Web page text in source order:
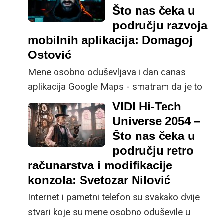
imerzivnog igranja i umjetne inteligencije,
kaže Dominik Cvetkovski, CEO tvrtke ANIQ.
Što nas čeka u
području razvoja
mobilnih aplikacija: Domagoj
Ostović
Mene osobno oduševljava i dan danas
aplikacija Google Maps - smatram da je to
najkompleksnija aplikacija na svijetu i stvari
koje Google daje korisnicima kroz taj app je
nešto izvanredno, napomenuo je Domagoj
Ostović, CEO tvrtke Lloyds Digital.
VIDI Hi-Tech
Universe 2054 –
Što nas čeka u
području retro
računarstva i modifikacije
konzola: Svetozar Nilović
Internet i pametni telefon su svakako dvije
stvari koje su mene osobno oduševile u